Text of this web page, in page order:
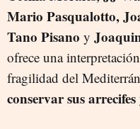
Mario Pasqualotto,
Tano Pisano y
ofrece una
fragilidad del
conservar sus